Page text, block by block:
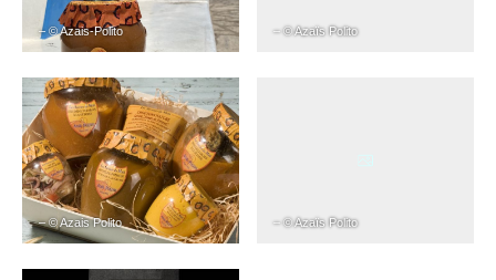
– © Azais-Polito – © Azaïs Polito
– © Azais Polito – © Azaïs Polito